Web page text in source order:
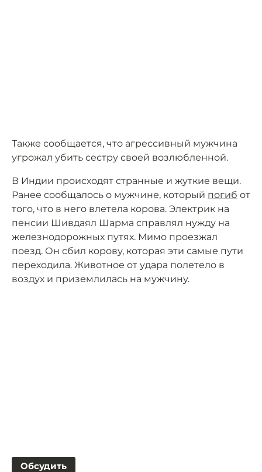
Также сообщается, что агрессивный мужчина
угрожал убить сестру своей возлюбленной.
В Индии происходят странные и жуткие вещи.
Ранее сообщалось о мужчине, который погиб от
того, что в него влетела корова. Электрик на
пенсии Шивдаял Шарма справлял нужду на
железнодорожных путях. Мимо проезжал
поезд. Он сбил корову, которая эти самые пути
переходила. Животное от удара полетело в
воздух и приземлилась на мужчину.
Обсудить